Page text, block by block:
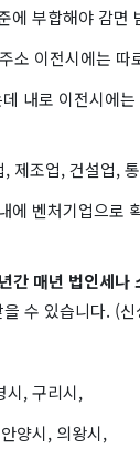
에 부합해야 감면
소 이전시에는
내로 이전시에
제조업, 건설업,
에 벤처기업으로
간 매년 법인세
을 수 있습니다. (
시, 구리시,
양시, 의왕시,